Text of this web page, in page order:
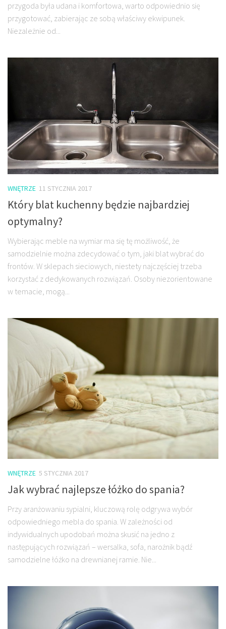
przygoda była udana i komfortowa, warto odpowiednio się
przygotować, zabierając ze sobą właściwy ekwipunek.
Niezależnie od...
WNĘTRZE 11 STYCZNIA 2017
Który blat kuchenny będzie najbardziej
optymalny?
Wybierając meble na wymiar ma się tę możliwość, że
samodzielnie można zdecydować o tym, jaki blat wybrać do
frontów. W sklepach sieciowych, niestety najczęściej trzeba
korzystać z dedykowanych rozwiązań. Osoby niezorientowane
w temacie, mogą...
WNĘTRZE 5 STYCZNIA 2017
Jak wybrać najlepsze łóżko do spania?
Przy aranżowaniu sypialni, kluczową rolę odgrywa wybór
odpowiedniego mebla do spania. W zależności od
indywidualnych upodobań można skusić na jedno z
następujących rozwiązań – wersalka, sofa, narożnik bądź
samodzielne łóżko na drewnianej ramie. Nie...